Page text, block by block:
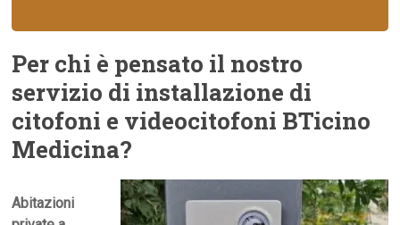
Per chi è pensato il nostro
servizio di installazione di
citofoni e videocitofoni BTicino
Medicina?
Abitazioni